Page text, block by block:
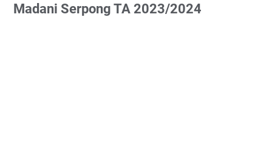
Madani Serpong TA 2023/2024